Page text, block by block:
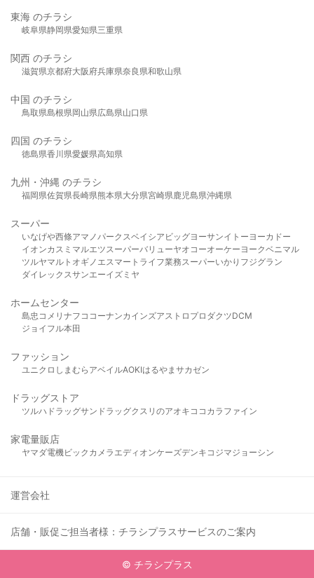
東海 のチラシ
岐阜県静岡県愛知県三重県
関西 のチラシ
滋賀県京都府大阪府兵庫県奈良県和歌山県
中国 のチラシ
鳥取県島根県岡山県広島県山口県
四国 のチラシ
徳島県香川県愛媛県高知県
九州・沖縄 のチラシ
福岡県佐賀県長崎県熊本県大分県宮崎県鹿児島県沖縄県
スーパー
いなげや西條アマノパークスベイシア ビッグヨーサンイトーヨーカドー
イオンカスミ マルエツスーパーバリューヤオコーオーケー ヨークベニマル
ツルヤマルト オギノ エスマート ライフ業務スーパーいかり フジグラン
ダイレックスサンエーイズミヤ
ホームセンター
島忠 コメリ ナフコ コーナンカインズアストロプロダクツDCM
ジョイフル本田
ファッション
ユニクロ しまむら アベイルAOKIはるやま サカゼン
ドラッグストア
ツルハドラッグサンドラッグクスリのアオキ ココカラファイン
家電量販店
ヤマダ電機ビックカメラ エディオンケーズデンキ コジマジョーシン
運営会社
店舗・販促ご担当者様：チラシプラスサービスのご案内
© チラシプラス